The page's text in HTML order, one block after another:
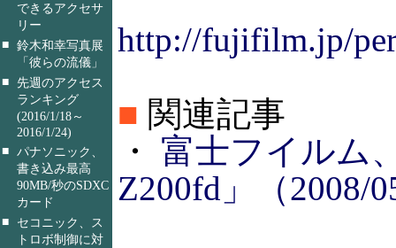
できるアクセサ
リー
■ 鈴木和幸写真展
「彼らの流儀」
■ 先週のアクセス
ランキング
(2016/1/18～
2016/1/24)
■ パナソニック、
書き込み最高
90MB/秒のSDXC
カード
■
セコニック、ス
トロボ制御に対
http://fujifilm.jp/
■ 関連記事
・ 富士フイルム
Z200fd」（2008/